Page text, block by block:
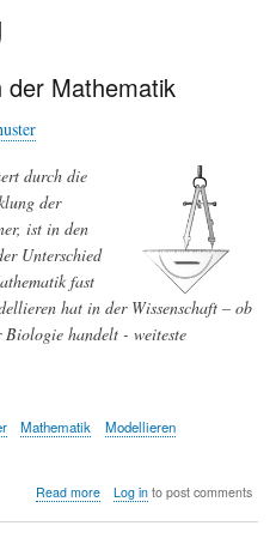
der Mathematik
durch die
der
ist in den
Unterschied
fast
hat in der Wissenschaft – ob
Biologie handelt - weiteste
Mathematik
Modellieren
Read moreabout
Log into post comments